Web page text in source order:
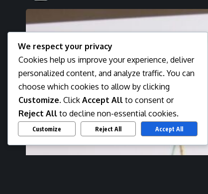
We respect your privacy
Cookies help us improve your experience, deliver
personalized content, and analyze traffic. You can
choose which cookies to allow by clicking
Customize. Click Accept All to consent or
Reject All to decline non-essential cookies.
Customize Reject All Accept All